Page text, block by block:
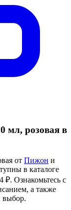
мл, розовая в
от Пижон и
в каталоге
₽. Ознакомьтесь с
а также
выбор.